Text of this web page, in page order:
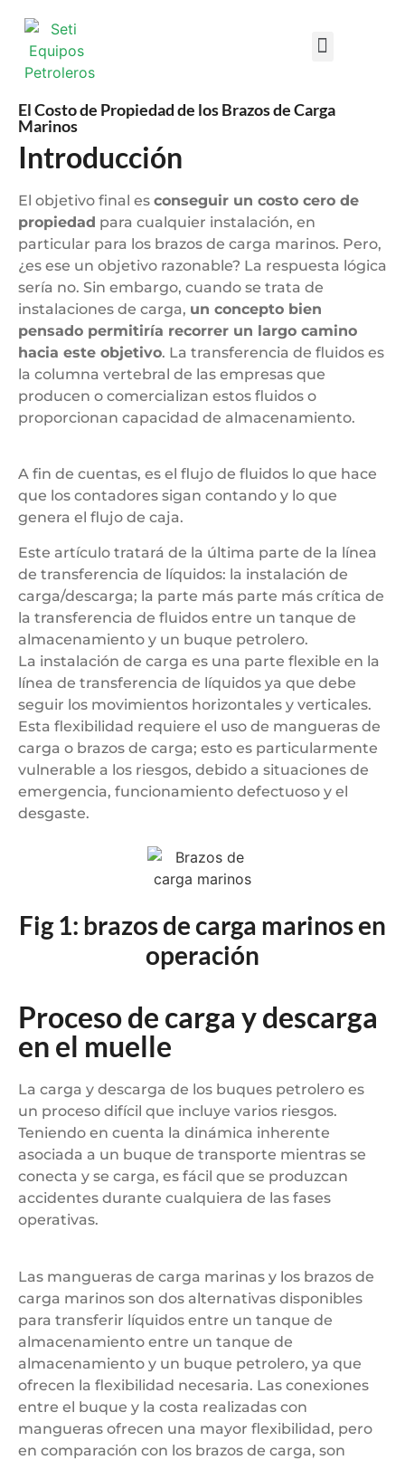
El Costo de Propiedad de los Brazos de Carga
Marinos
Introducción
El objetivo final es conseguir un costo cero de
propiedad para cualquier instalación, en
particular para los brazos de carga marinos. Pero,
¿es ese un objetivo razonable? La respuesta lógica
sería no. Sin embargo, cuando se trata de
instalaciones de carga, un concepto bien
pensado permitiría recorrer un largo camino
hacia este objetivo. La transferencia de fluidos es
la columna vertebral de las empresas que
producen o comercializan estos fluidos o
proporcionan capacidad de almacenamiento.
A fin de cuentas, es el flujo de fluidos lo que hace
que los contadores sigan contando y lo que
genera el flujo de caja.
Este artículo tratará de la última parte de la línea
de transferencia de líquidos: la instalación de
carga/descarga; la parte más parte más crítica de
la transferencia de fluidos entre un tanque de
almacenamiento y un buque petrolero.
La instalación de carga es una parte flexible en la
línea de transferencia de líquidos ya que debe
seguir los movimientos horizontales y verticales.
Esta flexibilidad requiere el uso de mangueras de
carga o brazos de carga; esto es particularmente
vulnerable a los riesgos, debido a situaciones de
emergencia, funcionamiento defectuoso y el
desgaste.
Fig 1: brazos de carga marinos en
operación
Proceso de carga y descarga
en el muelle
La carga y descarga de los buques petrolero es
un proceso difícil que incluye varios riesgos.
Teniendo en cuenta la dinámica inherente
asociada a un buque de transporte mientras se
conecta y se carga, es fácil que se produzcan
accidentes durante cualquiera de las fases
operativas.
Las mangueras de carga marinas y los brazos de
carga marinos son dos alternativas disponibles
para transferir líquidos entre un tanque de
almacenamiento entre un tanque de
almacenamiento y un buque petrolero, ya que
ofrecen la flexibilidad necesaria. Las conexiones
entre el buque y la costa realizadas con
mangueras ofrecen una mayor flexibilidad, pero
en comparación con los brazos de carga, son